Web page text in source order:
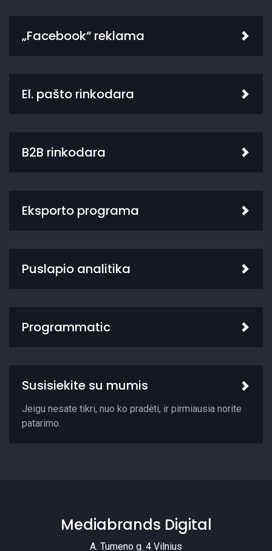
„Facebook“ reklama
El. pašto rinkodara
B2B rinkodara
Eksporto programa
Puslapio analitika
Programmatic
Susisiekite su mumis
Jeigu nesate tikri, nuo ko pradėti, ir pirmiausia norite
patarimo.
Mediabrands Digital
A. Tumeno g. 4 Vilnius